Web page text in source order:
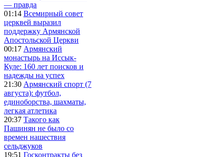
— правда
01:14 Всемирный совет
церквей выразил
поддержку Армянской
Апостольской Церкви
00:17 Армянский
монастырь на Иссык-
Куле: 160 лет поисков и
надежды на успех
21:30 Армянский спорт (7
августа): футбол,
единоборства, шахматы,
легкая атлетика
20:37 Такого как
Пашинян не было со
времен нашествия
сельджуков
19:51 Госконтракты без